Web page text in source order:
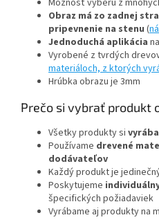
Možnosť výberu z
Obraz má zo zadnej
pripevnenie na stenu (
Jednoduchá aplikácia
Vyrobené z tvrdých
materiáloch, z ktorých
Hrúbka obrazu je 3mm
Prečo si vybrať produkt
Všetky produkty si
Používame drevené
dodávateľov
Každý produkt je
Poskytujeme
špecifických požiadaviek
Vyrábame aj produkty na